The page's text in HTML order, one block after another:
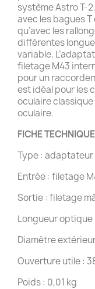
système Astro T-
avec les bagues
qu’avec les
différentes
variable.
filetage M43
pour un
est idéal pour les
oculaire
oculaire.
FICHE TECHNIQUE
Type :
Entrée : filetage
Sortie : filetage
Longueur optique
Diamètre
Ouverture utile :
Poids : 0,01 kg